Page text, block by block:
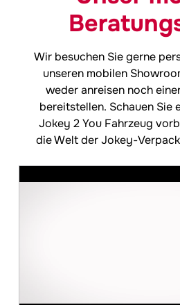
Wir besuchen Sie gerne
unseren mobilen
weder anreisen noch
bereitstellen. Schauen Sie
Jokey 2 You Fahrzeug
die Welt der Jokey-